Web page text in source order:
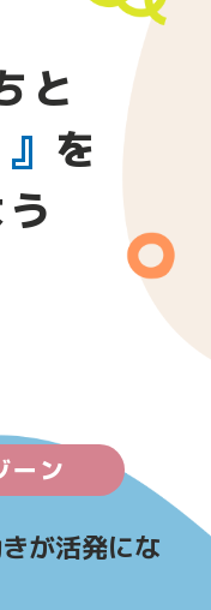
と
を
ーン
が活発にな